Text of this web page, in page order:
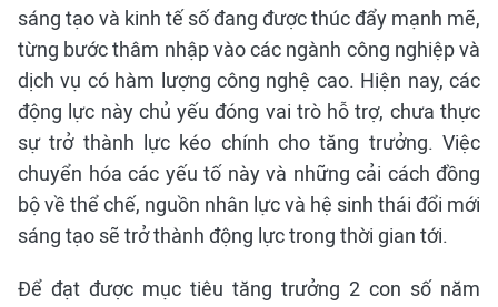
sáng tạo và kinh tế số đang được thúc đẩy mạnh mẽ,
từng bước thâm nhập vào các ngành công nghiệp và
dịch vụ có hàm lượng công nghệ cao. Hiện nay, các
động lực này chủ yếu đóng vai trò hỗ trợ, chưa thực
sự trở thành lực kéo chính cho tăng trưởng. Việc
chuyển hóa các yếu tố này và những cải cách đồng
bộ về thể chế, nguồn nhân lực và hệ sinh thái đổi mới
sáng tạo sẽ trở thành động lực trong thời gian tới.
Để đạt được mục tiêu tăng trưởng 2 con số năm